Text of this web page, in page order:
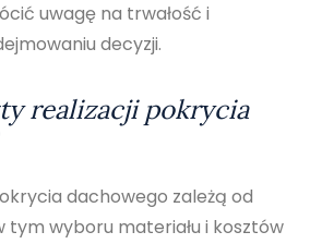
uwagę na trwałość i
decyzji.
realizacji pokrycia
dachowego zależą od
tym wyboru materiału i kosztów